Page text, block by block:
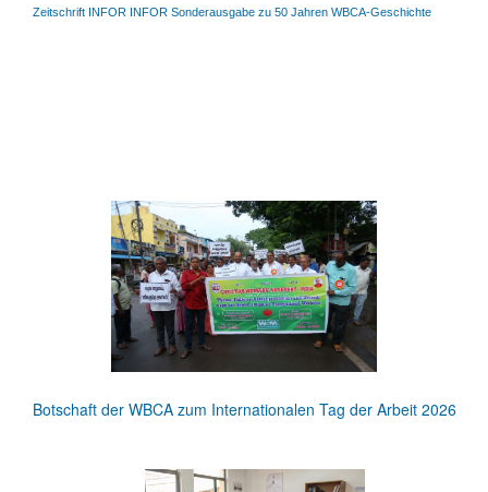
Zeitschrift INFOR INFOR Sonderausgabe zu 50 Jahren WBCA-Geschichte
Botschaft der WBCA zum Internationalen Tag der Arbeit 2026